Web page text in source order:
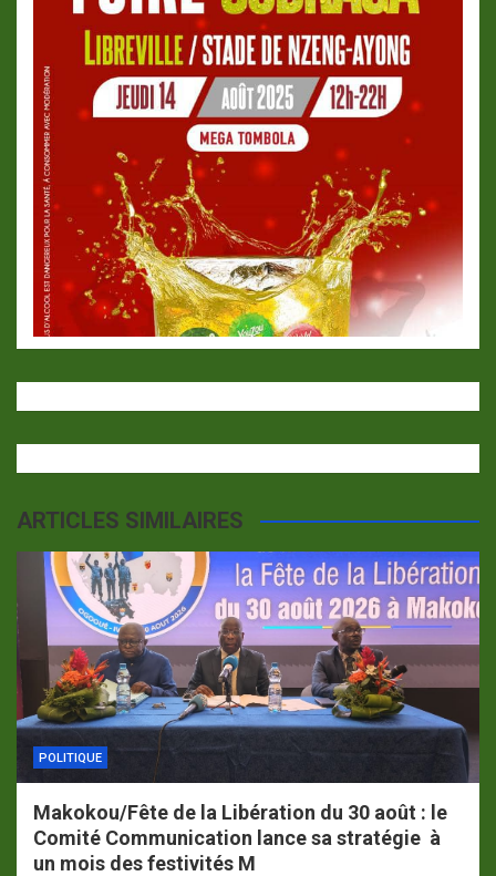
ARTICLES SIMILAIRES
POLITIQUE
Makokou/Fête de la Libération du 30 août : le
Comité Communication lance sa stratégie à
un mois des festivités M